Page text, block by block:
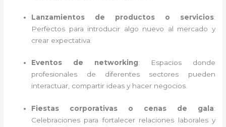
Lanzamientos de productos o servicios:
Perfectos para introducir algo nuevo al mercado y
crear expectativa.
Eventos de networking: Espacios donde
profesionales de diferentes sectores pueden
interactuar, compartir ideas y hacer negocios.
Fiestas corporativas o cenas de gala:
Celebraciones para fortalecer relaciones laborales y